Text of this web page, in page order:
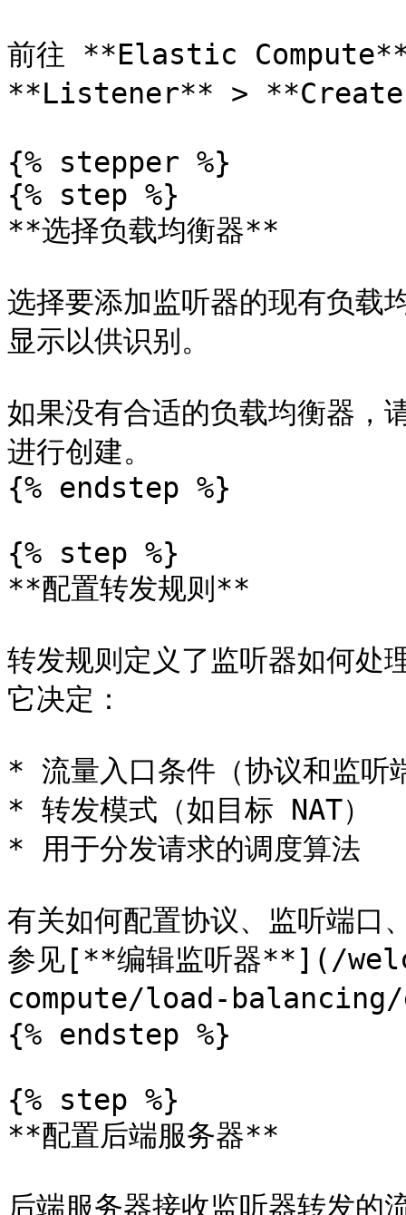
前往 **Elastic
**Listener** >
{% stepper %}
{% step %}
**选择负载均衡器**
选择要添加监听器的现有负
显示以供识别。
如果没有合适的负载均衡器
进行创建。
{% endstep %}
{% step %}
**配置转发规则**
转发规则定义了监听器如何处
它决定：
* 流量入口条件（协议和监听
* 转发模式（如目标 NAT）
* 用于分发请求的调度算法
有关如何配置协议、监听端口
参见[**编辑监听器**](/
compute/load-
{% endstep %}
{% step %}
**配置后端服务器**
后端服务器接收监听器转发的